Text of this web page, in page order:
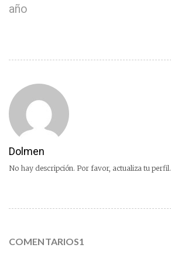
año
Dolmen
No hay descripción. Por favor, actualiza tu perfil.
COMENTARIOS1